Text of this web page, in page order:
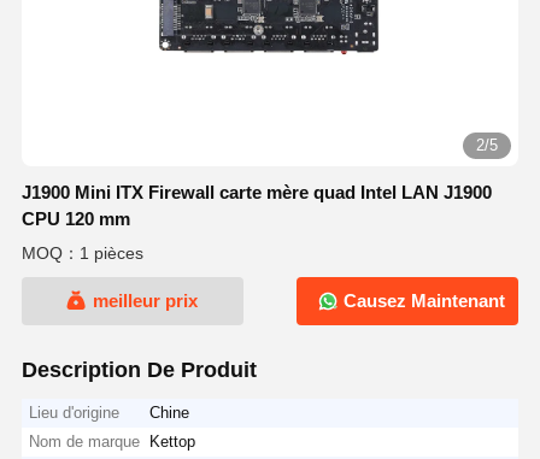
2/5
J1900 Mini ITX Firewall carte mère quad Intel LAN J1900
CPU 120 mm
MOQ：1 pièces
meilleur prix Causez Maintenant
Description De Produit
Lieu d'origine
Chine
Nom de marque
Kettop